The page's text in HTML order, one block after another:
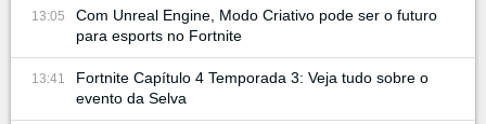
13:05
Com Unreal Engine, Modo Criativo pode ser o futuro
para esports no Fortnite
13:41
Fortnite Capítulo 4 Temporada 3: Veja tudo sobre o
evento da Selva